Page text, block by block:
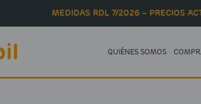
MEDIDAS RDL 7/2026 – PRECIOS
QUIÉNES SOMOS